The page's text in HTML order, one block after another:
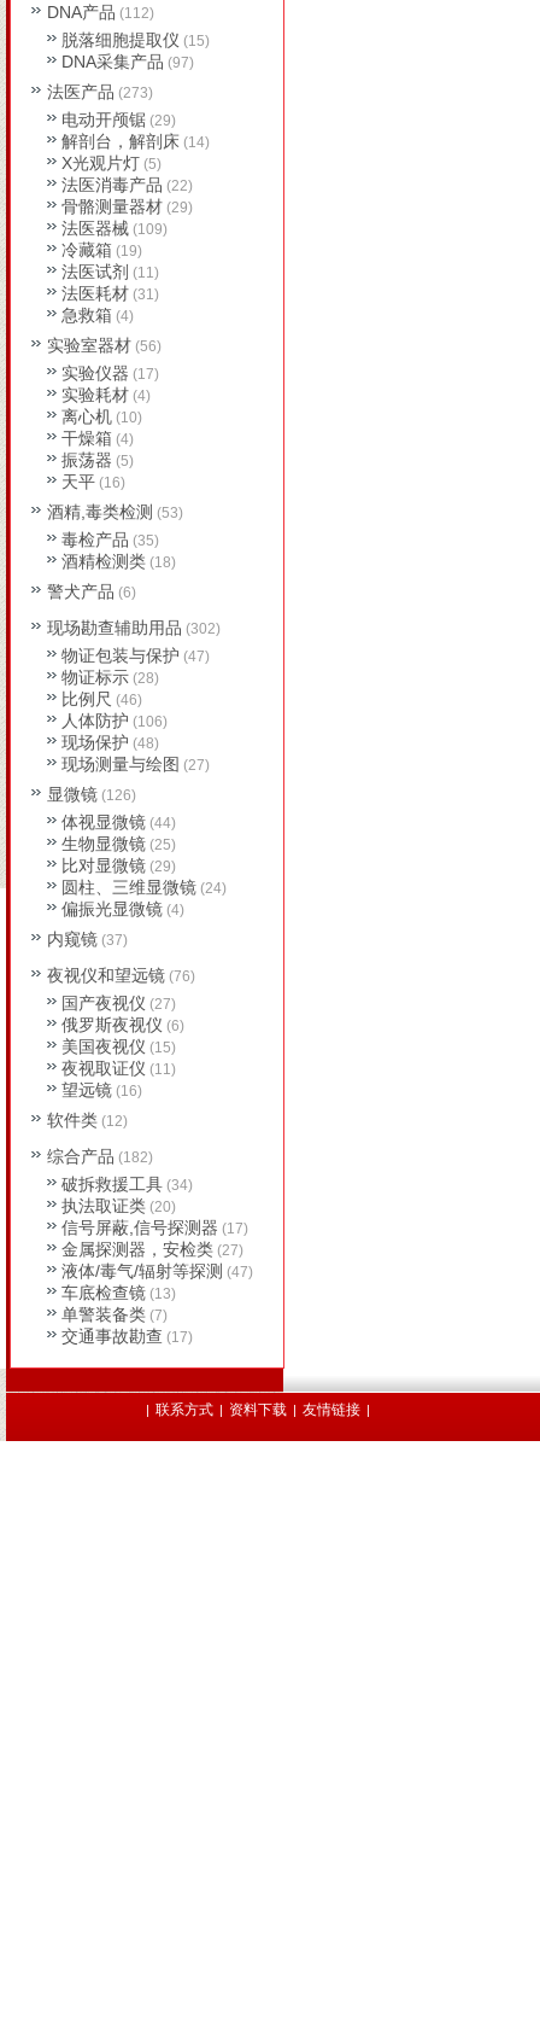
DNA产品 (112)
脱落细胞提取仪 (15)
DNA采集产品 (97)
法医产品 (273)
电动开颅锯 (29)
解剖台，解剖床 (14)
X光观片灯 (5)
法医消毒产品 (22)
骨骼测量器材 (29)
法医器械 (109)
冷藏箱 (19)
法医试剂 (11)
法医耗材 (31)
急救箱 (4)
实验室器材 (56)
实验仪器 (17)
实验耗材 (4)
离心机 (10)
干燥箱 (4)
振荡器 (5)
天平 (16)
酒精,毒类检测 (53)
毒检产品 (35)
酒精检测类 (18)
警犬产品 (6)
现场勘查辅助用品 (302)
物证包装与保护 (47)
物证标示 (28)
比例尺 (46)
人体防护 (106)
现场保护 (48)
现场测量与绘图 (27)
显微镜 (126)
体视显微镜 (44)
生物显微镜 (25)
比对显微镜 (29)
圆柱、三维显微镜 (24)
偏振光显微镜 (4)
内窥镜 (37)
夜视仪和望远镜 (76)
国产夜视仪 (27)
俄罗斯夜视仪 (6)
美国夜视仪 (15)
夜视取证仪 (11)
望远镜 (16)
软件类 (12)
综合产品 (182)
破拆救援工具 (34)
执法取证类 (20)
信号屏蔽,信号探测器 (17)
金属探测器，安检类 (27)
液体/毒气/辐射等探测 (47)
车底检查镜 (13)
单警装备类 (7)
交通事故勘查 (17)
| 联系方式 | 资料下载 | 友情链接 |